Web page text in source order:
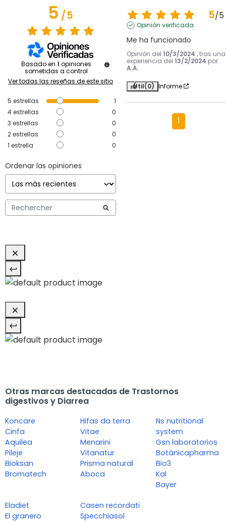
5/5
Basado en 1 opiniones
sometidas a control
Ver todas las reseñas de este sitio
5 estrellas
1
4estrellas
0
3 estrellas
0
2estrellas
0
1 estrella 0
Ordenar las opiniones
5/5
Opinión verificada
Me ha funcionado
Opinión del 10/3/2024 , tras una
experiencia del 13/2/2024 por
A.A.
Útil(0) Informe
1
Otras marcas destacadas de Trastornos
digestivos y Diarrea
Koncare
Cinfa
Aquilea
Pileje
Bioksan
Bromatech
Hifas da terra
Vitae
Menarini
Vitanatur
Prisma natural
Aboca
Ns nutritional
system
Gsn laboratorios
Botánicapharma
Bio3
Kal
Bayer
Eladiet
El granero
Casen recordati
Specchiasol